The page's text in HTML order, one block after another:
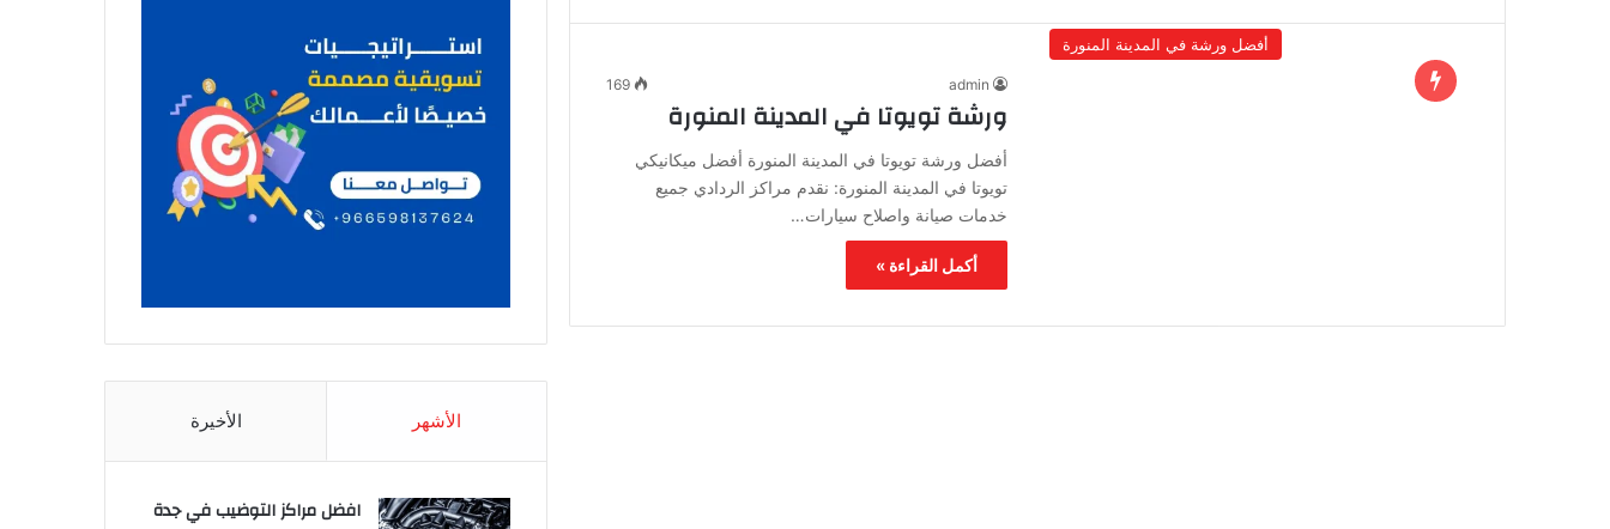
أفضل ورشة في المدينة المنورة
admin
169
ورشة تويوتا في المدينة المنورة
أفضل ورشة تويوتا في المدينة المنورة أفضل ميكانيكي
تويوتا في المدينة المنورة: نقدم مراكز الردادي جميع
خدمات صيانة واصلاح سيارات…
أكمل القراءة »
الأشهر الأخيرة
افضل مراكز التوضيب في جدة